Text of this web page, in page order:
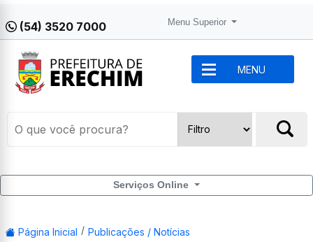
(54) 3520 7000 Menu Superior
MENU
Serviços Online
Página Inicial
Publicações / Notícias